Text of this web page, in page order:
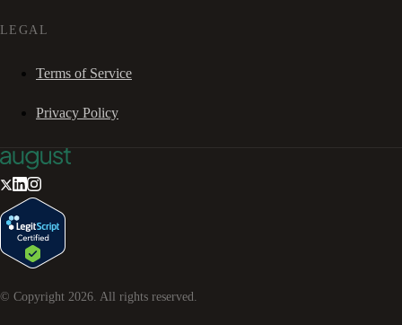
LEGAL
Terms of Service
Privacy Policy
© Copyright 2026. All rights reserved.